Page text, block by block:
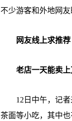
不少游客和外地网友
网友线上求推荐
老店一天能卖上
12日中午，记者
茶面等小吃，其中